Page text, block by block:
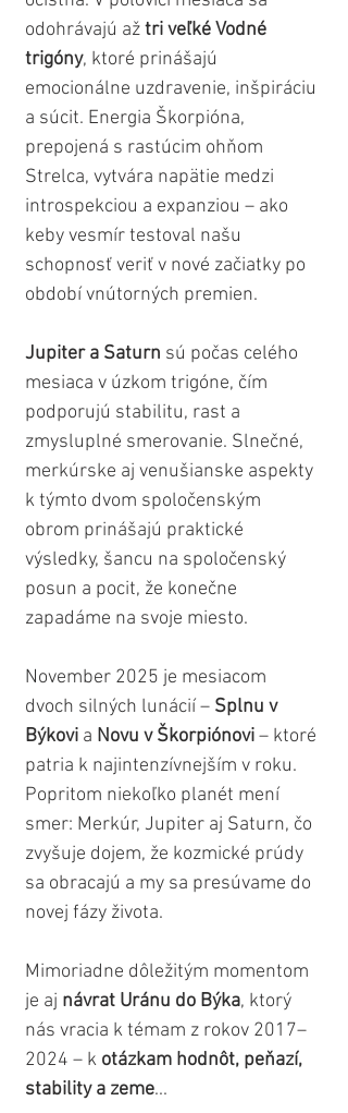
odohrávajú až tri veľké Vodné
trigóny, ktoré prinášajú
emocionálne uzdravenie, inšpiráciu
a súcit. Energia Škorpióna,
prepojená s rastúcim ohňom
Strelca, vytvára napätie medzi
introspekciou a expanziou – ako
keby vesmír testoval našu
schopnosť veriť v nové začiatky po
období vnútorných premien.
Jupiter a Saturn sú počas celého
mesiaca v úzkom trigóne, čím
podporujú stabilitu, rast a
zmysluplné smerovanie. Slnečné,
merkúrske aj venušianske aspekty
k týmto dvom spoločenským
obrom prinášajú praktické
výsledky, šancu na spoločenský
posun a pocit, že konečne
zapadáme na svoje miesto.
November 2025 je mesiacom
dvoch silných lunácií – Splnu v
Býkovi a Novu v Škorpiónovi – ktoré
patria k najintenzívnejším v roku.
Popritom niekoľko planét mení
smer: Merkúr, Jupiter aj Saturn, čo
zvyšuje dojem, že kozmické prúdy
sa obracajú a my sa presúvame do
novej fázy života.
Mimoriadne dôležitým momentom
je aj návrat Uránu do Býka, ktorý
nás vracia k témam z rokov 2017–
2024 – k otázkam hodnôt, peňazí,
stability a zeme...